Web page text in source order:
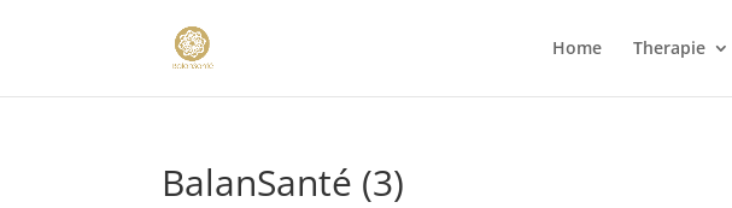
Home Therapie
BalanSanté (3)